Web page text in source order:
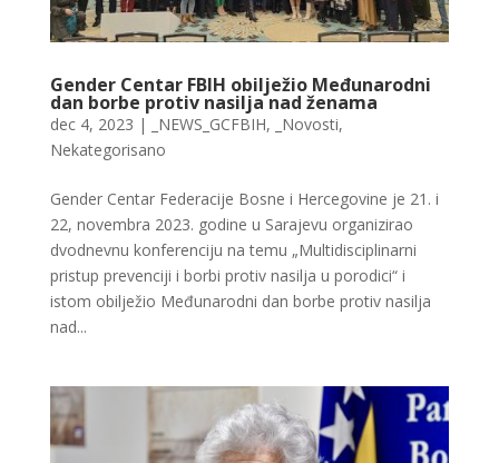
Gender Centar FBIH obilježio Međunarodni
dan borbe protiv nasilja nad ženama
dec 4, 2023 | _NEWS_GCFBIH, _Novosti,
Nekategorisano
Gender Centar Federacije Bosne i Hercegovine je 21. i
22, novembra 2023. godine u Sarajevu organizirao
dvodnevnu konferenciju na temu „Multidisciplinarni
pristup prevenciji i borbi protiv nasilja u porodici“ i
istom obilježio Međunarodni dan borbe protiv nasilja
nad...